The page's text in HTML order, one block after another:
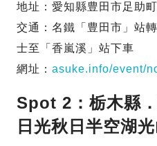
地址：愛知縣豊田市足助
交通：名鐵「豊田市」站
士至「香嵐溪」站下車
網址： asuke.info/event/
Spot 2：栃木縣
日光秋日半空湖